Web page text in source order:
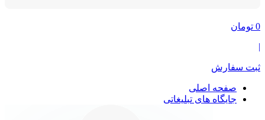
0 تومان
|
ثبت سفارش
صفحه اصلی
جایگاه های تبلیغاتی